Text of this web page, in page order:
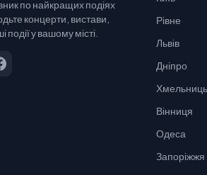
по найкращих подіях
концерти, вистави,
події у вашому місті.
Рівне
Львів
Дніпро
Вінниця
Одеса
Запоріжжя